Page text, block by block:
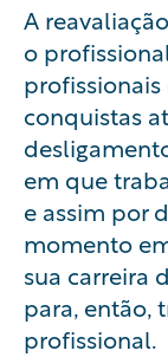
A
o
conquistas
em que
e assim por
momento
sua carreira
para, então,
profissional.